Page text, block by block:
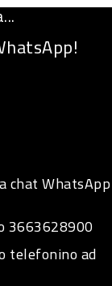
chat WhatsApp
3663628900
telefonino ad